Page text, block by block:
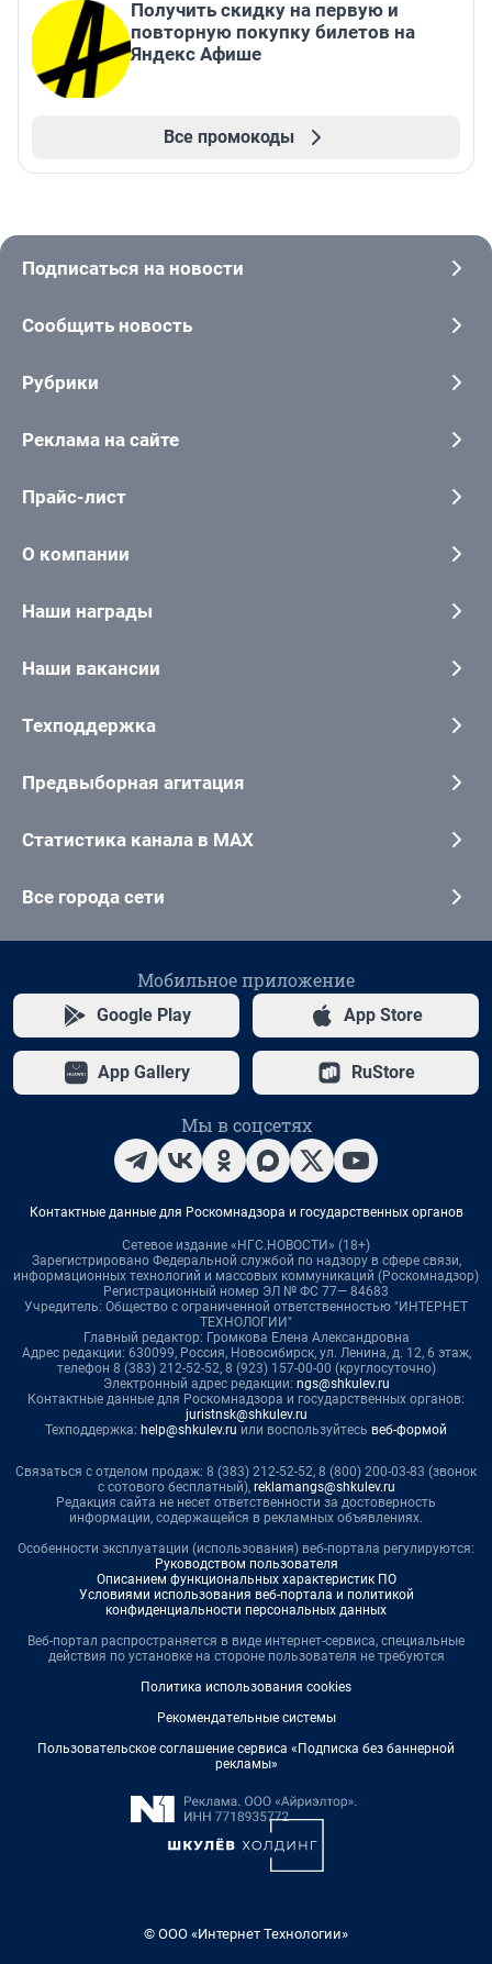
Получить скидку на первую и
повторную покупку билетов на
Яндекс Афише
Все промокоды
Подписаться на новости
Сообщить новость
Рубрики
Реклама на сайте
Прайс-лист
О компании
Наши награды
Наши вакансии
Техподдержка
Предвыборная агитация
Статистика канала в MAX
Все города сети
Мобильное приложение
Google Play App Store
App Gallery RuStore
Мы в соцсетях
Контактные данные для Роскомнадзора и государственных органов
Сетевое издание «НГС.НОВОСТИ» (18+)
Зарегистрировано Федеральной службой по надзору в сфере связи,
информационных технологий и массовых коммуникаций (Роскомнадзор)
Регистрационный номер ЭЛ № ФС 77— 84683
Учредитель: Общество с ограниченной ответственностью "ИНТЕРНЕТ
ТЕХНОЛОГИИ"
Главный редактор: Громкова Елена Александровна
Адрес редакции: 630099, Россия, Новосибирск, ул. Ленина, д. 12, 6 этаж,
телефон 8 (383) 212-52-52, 8 (923) 157-00-00 (круглосуточно)
Электронный адрес редакции: ngs@shkulev.ru
Контактные данные для Роскомнадзора и государственных органов:
juristnsk@shkulev.ru
Техподдержка: help@shkulev.ru или воспользуйтесь веб-формой
Связаться с отделом продаж: 8 (383) 212-52-52, 8 (800) 200-03-83 (звонок
с сотового бесплатный), reklamangs@shkulev.ru
Редакция сайта не несет ответственности за достоверность
информации, содержащейся в рекламных объявлениях.
Особенности эксплуатации (использования) веб-портала регулируются:
Руководством пользователя
Описанием функциональных характеристик ПО
Условиями использования веб-портала и политикой
конфиденциальности персональных данных
Веб-портал распространяется в виде интернет-сервиса, специальные
действия по установке на стороне пользователя не требуются
Политика использования cookies
Рекомендательные системы
Пользовательское соглашение сервиса «Подписка без баннерной
рекламы»
© ООО «Интернет Технологии»